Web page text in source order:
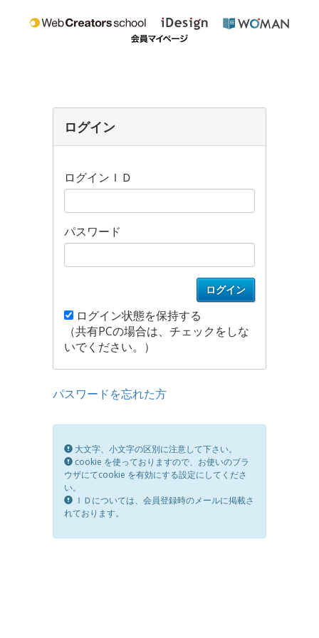
ログイン
ログインＩＤ
パスワード
ログイン
ログイン状態を保持する
（共有PCの場合は、チェックをしな
いでください。）
パスワードを忘れた方
大文字、小文字の区別に注意して下さい。
cookie を使っておりますので、お使いのブラ
ウザにてcookie を有効にする設定にしてくださ
い。
ＩＤについては、会員登録時のメールに掲載さ
れております。